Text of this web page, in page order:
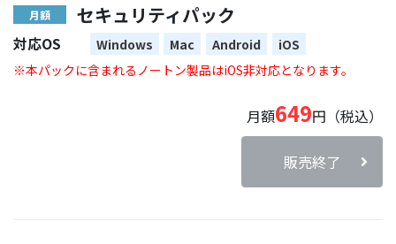
月額 セキュリティパック
対応OS Windows Mac Android
iOS
※本パックに含まれるノートン製品はiOS非対応となります。
月額649円（税込）
販売終了